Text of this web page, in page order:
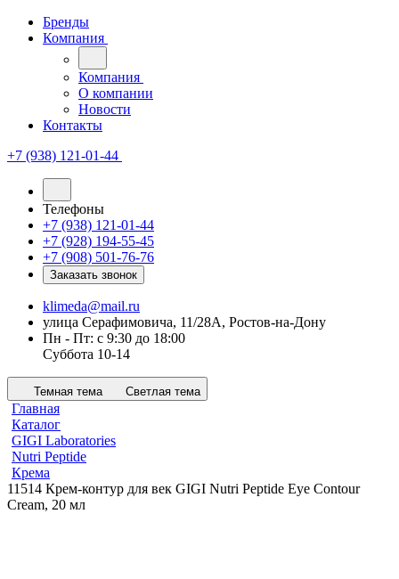
Бренды
Компания
Компания
О компании
Новости
Контакты
+7 (938) 121-01-44
Телефоны
+7 (938) 121-01-44
+7 (928) 194-55-45
+7 (908) 501-76-76
Заказать звонок
klimeda@mail.ru
улица Серафимовича, 11/28А, Ростов-на-Дону
Пн - Пт: с 9:30 до 18:00
Суббота 10-14
Темная тема Светлая тема
Главная
Каталог
GIGI Laboratories
Nutri Peptide
Крема
11514 Крем-контур для век GIGI Nutri Peptide Eye Contour
Cream, 20 мл